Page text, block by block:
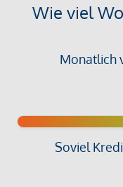
Wie viel
Monatlich
Soviel